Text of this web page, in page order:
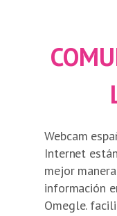
Webcam
Internet
mejor
información
Omegle.